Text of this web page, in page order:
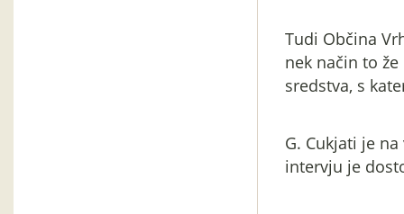
Tudi Občina
nek način to
sredstva, s
G. Cukjati je
intervju je